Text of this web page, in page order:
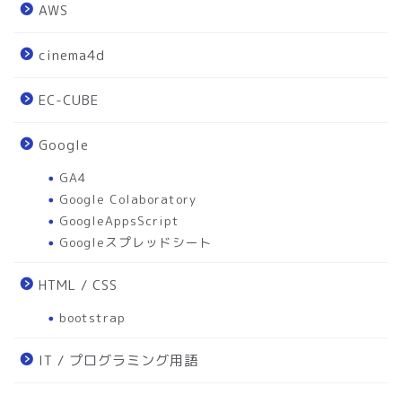
AWS
cinema4d
EC-CUBE
Google
GA4
Google Colaboratory
GoogleAppsScript
Googleスプレッドシート
HTML / CSS
bootstrap
IT / プログラミング用語